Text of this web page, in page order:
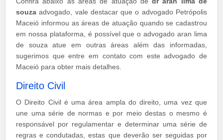
souza advogado, vale destacar que o advogado Petrópolis
Maceió informou as áreas de atuação quando se cadastrou
em nossa plataforma, é possível que o advogado aran lima
de souza atue em outras áreas além das informadas,
sugerimos que entre em contato com este advogado de
Maceió para obter mais detalhes.
Direito Civil
O Direito Civil é uma área ampla do direito, uma vez que
une uma série de normas e por meio destas o mesmo é
responsável por regulamentar e determinar uma série de
regras e condutadas, estas que deverão ser seguidas por